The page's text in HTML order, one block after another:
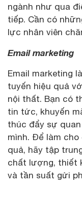
ngành như qua
tiếp. Cần có
lực nhân viên
Email marketing
Email marketing
tuyến hiệu quả
nội thất. Bạn có
tin tức, khuyến
thúc đẩy sự
mình. Để làm
quả, hãy tập
chất lượng, thiết
và tần suất gửi